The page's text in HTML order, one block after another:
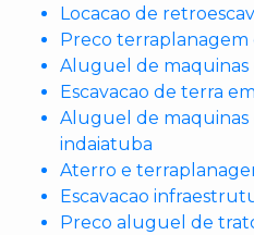
Locacao de
Preco terraplanagem
Aluguel de maquinas
Escavacao de terra
Aluguel de maquinas
indaiatuba
Aterro e
Escavacao
Preco aluguel de